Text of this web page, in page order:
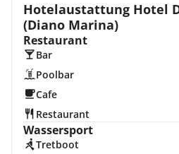
Hotelaustattung Hotel
(Diano Marina)
Restaurant
Bar
Poolbar
Cafe
Restaurant
Wassersport
Tretboot